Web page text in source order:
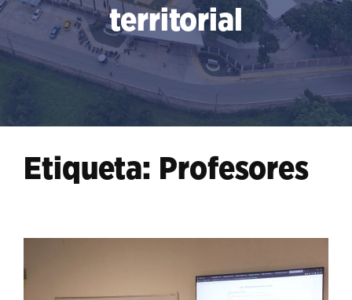
territorial
Etiqueta: Profesores